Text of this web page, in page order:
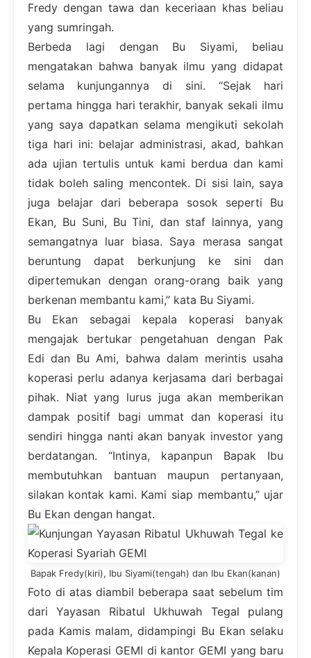
Fredy dengan tawa dan keceriaan khas beliau
yang sumringah.
Berbeda lagi dengan Bu Siyami, beliau
mengatakan bahwa banyak ilmu yang didapat
selama kunjungannya di sini. “Sejak hari
pertama hingga hari terakhir, banyak sekali ilmu
yang saya dapatkan selama mengikuti sekolah
tiga hari ini: belajar administrasi, akad, bahkan
ada ujian tertulis untuk kami berdua dan kami
tidak boleh saling mencontek. Di sisi lain, saya
juga belajar dari beberapa sosok seperti Bu
Ekan, Bu Suni, Bu Tini, dan staf lainnya, yang
semangatnya luar biasa. Saya merasa sangat
beruntung dapat berkunjung ke sini dan
dipertemukan dengan orang-orang baik yang
berkenan membantu kami,” kata Bu Siyami.
Bu Ekan sebagai kepala koperasi banyak
mengajak bertukar pengetahuan dengan Pak
Edi dan Bu Ami, bahwa dalam merintis usaha
koperasi perlu adanya kerjasama dari berbagai
pihak. Niat yang lurus juga akan memberikan
dampak positif bagi ummat dan koperasi itu
sendiri hingga nanti akan banyak investor yang
berdatangan. “Intinya, kapanpun Bapak Ibu
membutuhkan bantuan maupun pertanyaan,
silakan kontak kami. Kami siap membantu,” ujar
Bu Ekan dengan hangat.
Bapak Fredy(kiri), Ibu Siyami(tengah) dan Ibu Ekan(kanan)
Foto di atas diambil beberapa saat sebelum tim
dari Yayasan Ribatul Ukhuwah Tegal pulang
pada Kamis malam, didampingi Bu Ekan selaku
Kepala Koperasi GEMI di kantor GEMI yang baru